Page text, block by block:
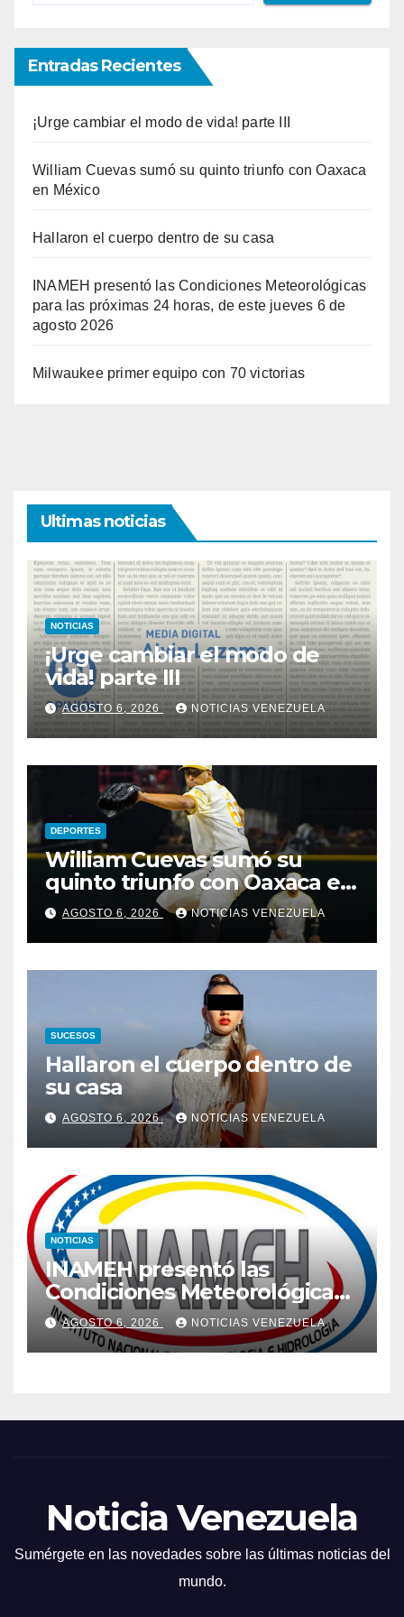
Entradas Recientes
¡Urge cambiar el modo de vida! parte III
William Cuevas sumó su quinto triunfo con Oaxaca
en México
Hallaron el cuerpo dentro de su casa
INAMEH presentó las Condiciones Meteorológicas
para las próximas 24 horas, de este jueves 6 de
agosto 2026
Milwaukee primer equipo con 70 victorias
Ultimas noticias
NOTICIAS
¡Urge cambiar el modo de
vida! parte III
AGOSTO 6, 2026 NOTICIAS VENEZUELA
DEPORTES
William Cuevas sumó su
quinto triunfo con Oaxaca en
México
AGOSTO 6, 2026 NOTICIAS VENEZUELA
SUCESOS
Hallaron el cuerpo dentro de
su casa
AGOSTO 6, 2026 NOTICIAS VENEZUELA
NOTICIAS
INAMEH presentó las
Condiciones Meteorológicas
para las próximas 24 horas,
de este jueves 6 de agosto
2026
AGOSTO 6, 2026 NOTICIAS VENEZUELA
Noticia Venezuela
Sumérgete en las novedades sobre las últimas noticias del
mundo.